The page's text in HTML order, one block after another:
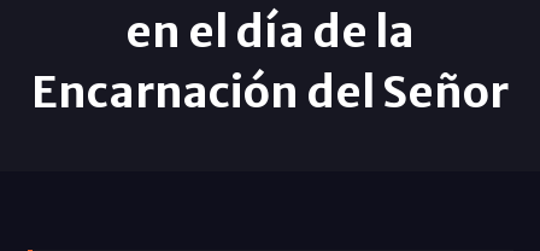
en el día de la
Encarnación del Señor